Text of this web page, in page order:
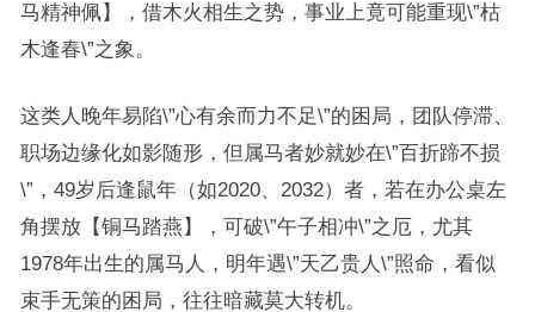
马精神佩】，借木火相生之势，事业上竟可能重现\”枯
木逢春\”之象。
这类人晚年易陷\”心有余而力不足\”的困局，团队停滞、
职场边缘化如影随形，但属马者妙就妙在\”百折蹄不损
\”，49岁后逢鼠年（如2020、2032）者，若在办公桌左
角摆放【铜马踏燕】，可破\”午子相冲\”之厄，尤其
1978年出生的属马人，明年遇\”天乙贵人\”照命，看似
束手无策的困局，往往暗藏莫大转机。